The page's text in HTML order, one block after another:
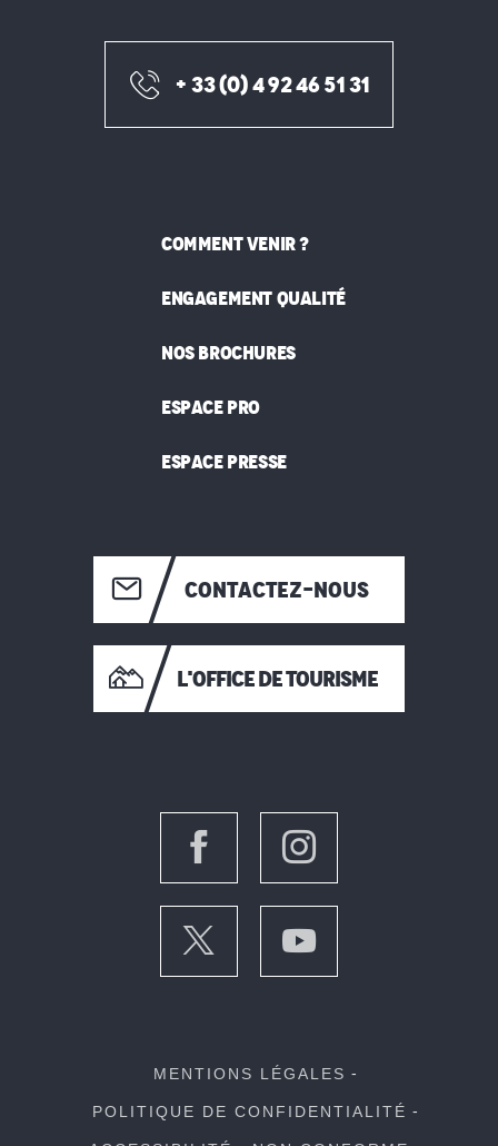
+ 33 (0) 4 92 46 51 31
COMMENT VENIR ?
ENGAGEMENT QUALITÉ
NOS BROCHURES
ESPACE PRO
ESPACE PRESSE
CONTACTEZ-NOUS
L'OFFICE DE TOURISME
MENTIONS LÉGALES
POLITIQUE DE CONFIDENTIALITÉ